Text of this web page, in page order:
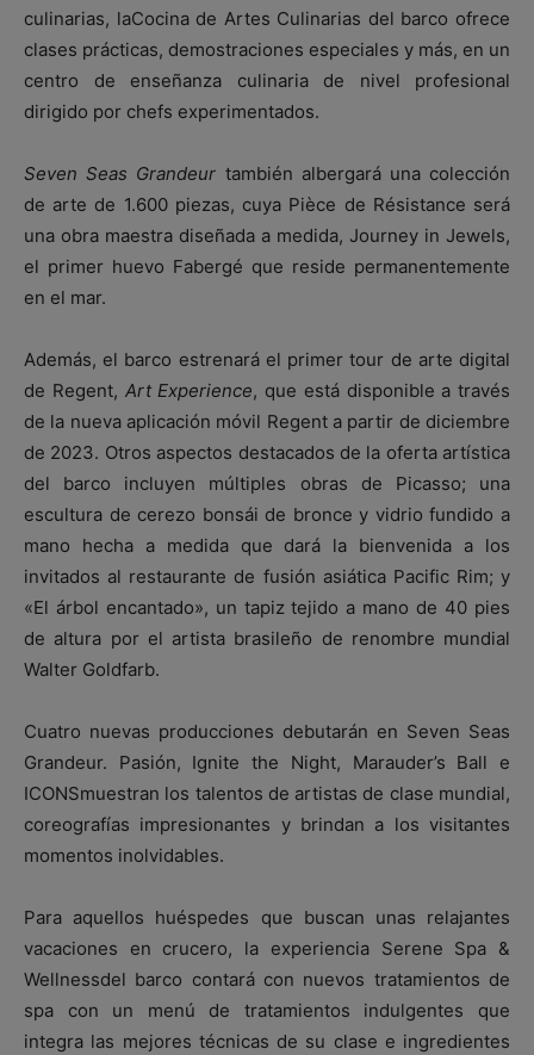
culinarias, laCocina de Artes Culinarias del barco ofrece
clases prácticas, demostraciones especiales y más, en un
centro de enseñanza culinaria de nivel profesional
dirigido por chefs experimentados.
Seven Seas Grandeur también albergará una colección
de arte de 1.600 piezas, cuya Pièce de Résistance será
una obra maestra diseñada a medida, Journey in Jewels,
el primer huevo Fabergé que reside permanentemente
en el mar.
Además, el barco estrenará el primer tour de arte digital
de Regent, Art Experience, que está disponible a través
de la nueva aplicación móvil Regent a partir de diciembre
de 2023. Otros aspectos destacados de la oferta artística
del barco incluyen múltiples obras de Picasso; una
escultura de cerezo bonsái de bronce y vidrio fundido a
mano hecha a medida que dará la bienvenida a los
invitados al restaurante de fusión asiática Pacific Rim; y
«El árbol encantado», un tapiz tejido a mano de 40 pies
de altura por el artista brasileño de renombre mundial
Walter Goldfarb.
Cuatro nuevas producciones debutarán en Seven Seas
Grandeur. Pasión, Ignite the Night, Marauder’s Ball e
ICONSmuestran los talentos de artistas de clase mundial,
coreografías impresionantes y brindan a los visitantes
momentos inolvidables.
Para aquellos huéspedes que buscan unas relajantes
vacaciones en crucero, la experiencia Serene Spa &
Wellnessdel barco contará con nuevos tratamientos de
spa con un menú de tratamientos indulgentes que
integra las mejores técnicas de su clase e ingredientes